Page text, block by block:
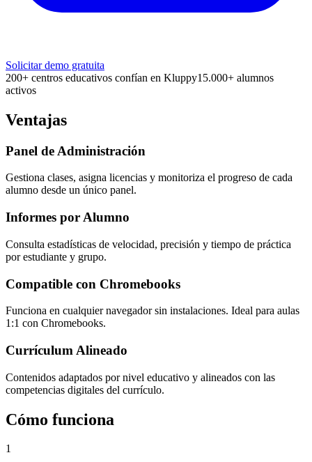
Solicitar demo gratuita
200+ centros educativos confían en Kluppy15.000+ alumnos
activos
Ventajas
Panel de Administración
Gestiona clases, asigna licencias y monitoriza el progreso de cada
alumno desde un único panel.
Informes por Alumno
Consulta estadísticas de velocidad, precisión y tiempo de práctica
por estudiante y grupo.
Compatible con Chromebooks
Funciona en cualquier navegador sin instalaciones. Ideal para aulas
1:1 con Chromebooks.
Currículum Alineado
Contenidos adaptados por nivel educativo y alineados con las
competencias digitales del currículo.
Cómo funciona
1